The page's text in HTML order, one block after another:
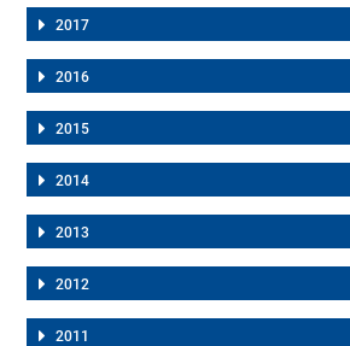
2017
2016
2015
2014
2013
2012
2011